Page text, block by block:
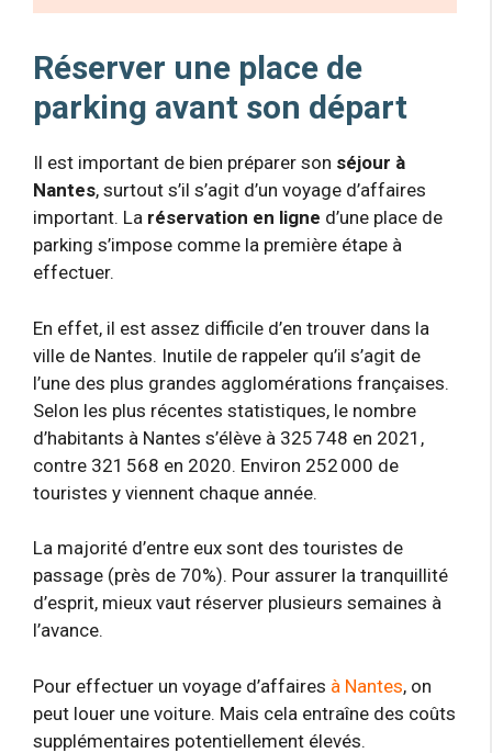
Réserver une place de
parking avant son départ
Il est important de bien préparer son séjour à
Nantes, surtout s’il s’agit d’un voyage d’affaires
important. La réservation en ligne d’une place de
parking s’impose comme la première étape à
effectuer.
En effet, il est assez difficile d’en trouver dans la
ville de Nantes. Inutile de rappeler qu’il s’agit de
l’une des plus grandes agglomérations françaises.
Selon les plus récentes statistiques, le nombre
d’habitants à Nantes s’élève à 325 748 en 2021,
contre 321 568 en 2020. Environ 252 000 de
touristes y viennent chaque année.
La majorité d’entre eux sont des touristes de
passage (près de 70%). Pour assurer la tranquillité
d’esprit, mieux vaut réserver plusieurs semaines à
l’avance.
Pour effectuer un voyage d’affaires à Nantes, on
peut louer une voiture. Mais cela entraîne des coûts
supplémentaires potentiellement élevés.